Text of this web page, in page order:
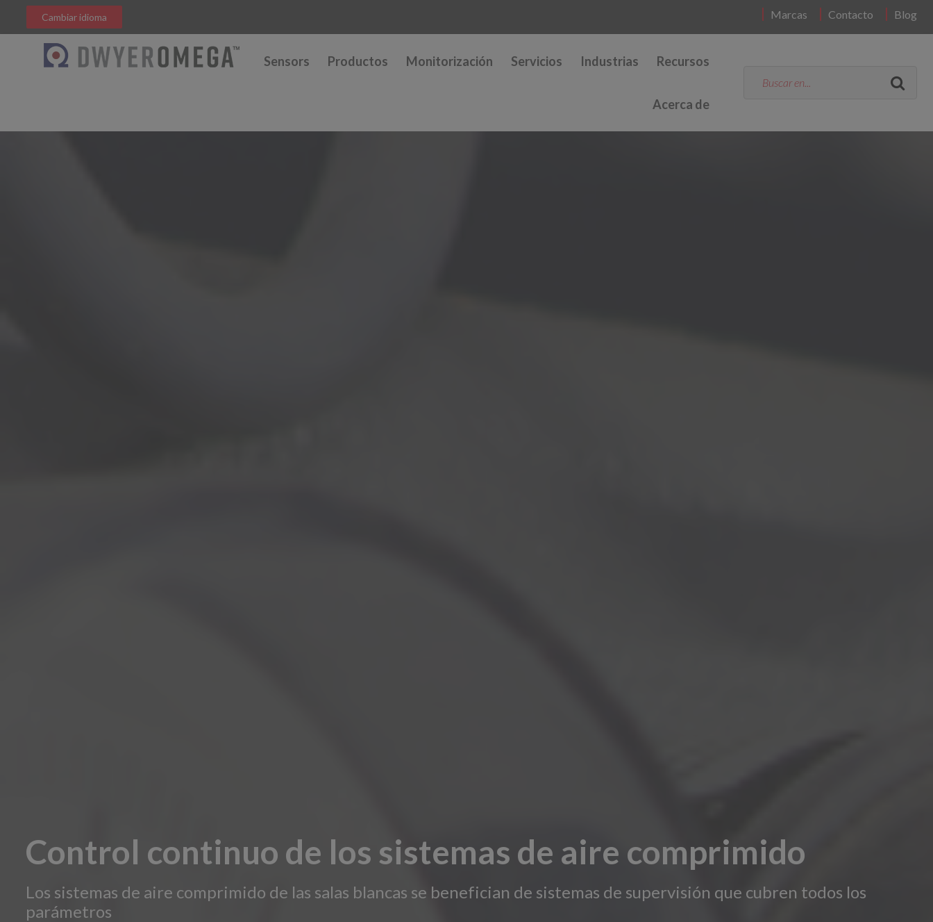
Marcas Contacto Blog
Cambiar idioma
Sensors Productos Monitorización Servicios Industrias Recursos
Acerca de
Control continuo de los sistemas de aire comprimido
Los sistemas de aire comprimido de las salas blancas se benefician de sistemas de supervisión que cubren todos los
parámetros